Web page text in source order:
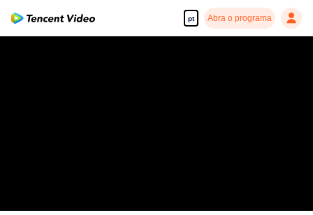
pt Abra o programa